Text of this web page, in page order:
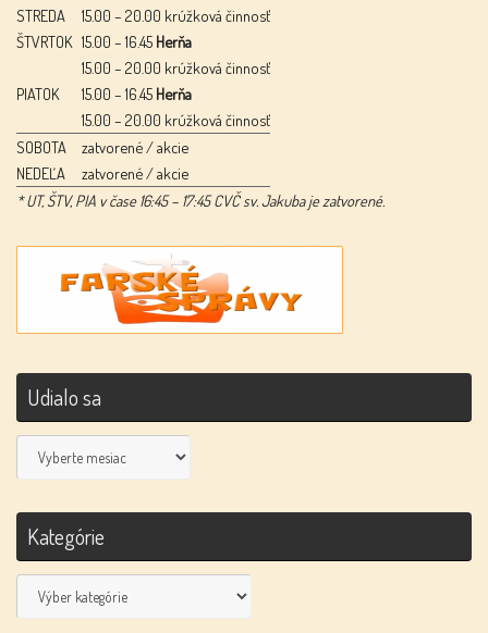
STREDA
15.00 – 20.00 krúžková činnosť
ŠTVRTOK 15.00 – 16.45 Herňa
15.00 – 20.00 krúžková činnosť
PIATOK
15.00 – 16.45 Herňa
15.00 – 20.00 krúžková činnosť
SOBOTA
zatvorené / akcie
NEDEĽA
zatvorené / akcie
* UT, ŠTV, PIA v čase 16:45 – 17:45 CVČ sv. Jakuba je zatvorené.
Udialo sa
Udialo
sa
Kategórie
Kategórie